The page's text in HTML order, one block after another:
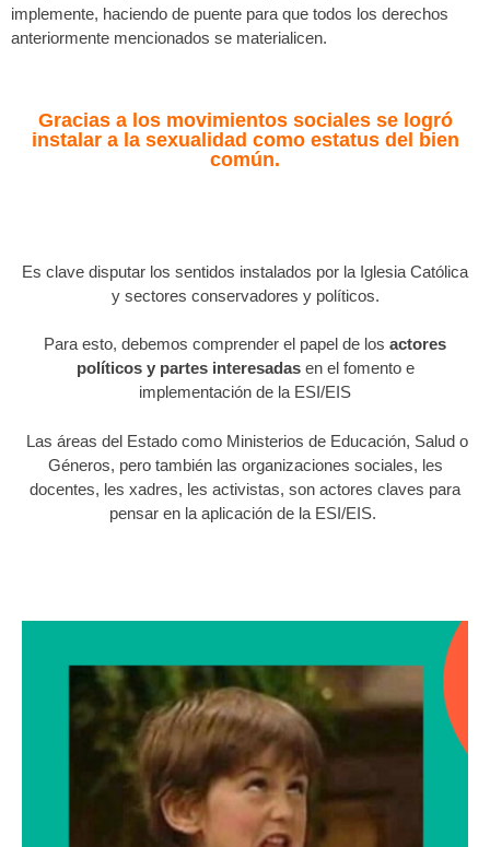
implemente, haciendo de puente para que todos los derechos
anteriormente mencionados se materialicen.
Gracias a los movimientos sociales se logró
instalar a la sexualidad como estatus del bien
común.
Es clave disputar los sentidos instalados por la Iglesia Católica
y sectores conservadores y políticos.
Para esto, debemos comprender el papel de los actores
políticos y partes interesadasen el fomento e
implementación de la ESI/EIS
Las áreas del Estado como Ministerios de Educación, Salud o
Géneros, pero también las organizaciones sociales, les
docentes, les xadres, les activistas, son actores claves para
pensar en la aplicación de la ESI/EIS.